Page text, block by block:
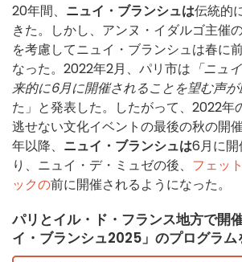
20年間、 ニュイ・ブランシュは伝統的
きた。しかし、アンヌ・イダルゴ主催
を考慮してニュイ・ブランシュは春に
なった。2022年2月、パリ市は 「ニュ
来的に6月に開催されることを望む声
た」と発表した。したがって、2022年
逃せない文化イベントの最後の秋の開
年以降、 ニュイ・ブランシュは6月に開
り、ニュイ・デ・ミュゼの後、 フェッ
ックの前に開催されるようになった。
パリとイル・ド・フランス地方で開
イ・ブランシュ2025」のプログラム